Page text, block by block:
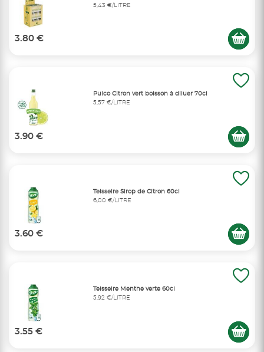
5,43 €/LITRE
3.80 €
Pulco Citron vert boisson à diluer 70cl
5,57 €/LITRE
3.90 €
Teisseire Sirop de Citron 60cl
6,00 €/LITRE
3.60 €
Teisseire Menthe verte 60cl
5,92 €/LITRE
3.55 €